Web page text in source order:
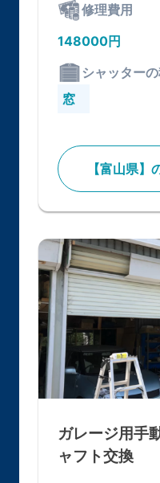
修理費用
148000円
シャッター
窓
【富山県】
ガレージ用手
ャフト交換